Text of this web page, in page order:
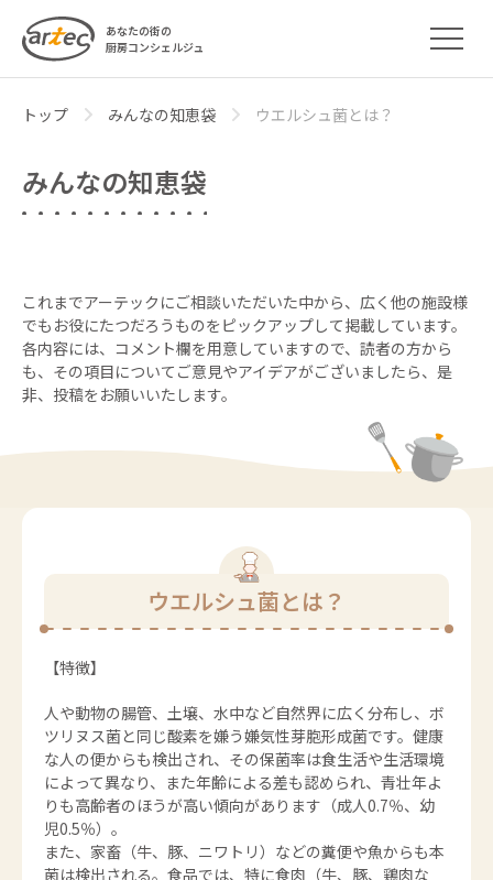
あなたの街の
厨房コンシェルジュ
トップ みんなの知恵袋 ウエルシュ菌とは？
みんなの知恵袋
これまでアーテックにご相談いただいた中から、広く他の施設様
でもお役にたつだろうものをピックアップして掲載しています。
各内容には、コメント欄を用意していますので、読者の方から
も、その項目についてご意見やアイデアがございましたら、 是
非、投稿をお願いいたします。
ウエルシュ菌とは？
【特徴】
人や動物の腸管、土壌、水中など自然界に広く分布し、ボ
ツリヌス菌と同じ酸素を嫌う嫌気性芽胞形成菌です。健康
な人の便からも検出され、その保菌率は食生活や生活環境
によって異なり、また年齢による差も認められ、青壮年よ
りも高齢者のほうが高い傾向があります（成人0.7％、幼
児0.5％）。
また、家畜（牛、豚、ニワトリ）などの糞便や魚からも本
菌は検出される。食品では、特に食肉（牛、豚、鶏肉な